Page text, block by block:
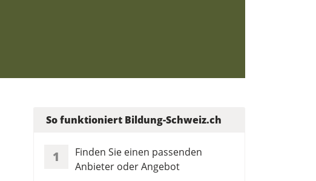
So funktioniert Bildung-Schweiz.ch
1
Finden Sie einen passenden
Anbieter oder Angebot